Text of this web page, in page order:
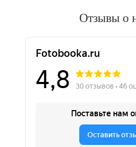
Отзывы о